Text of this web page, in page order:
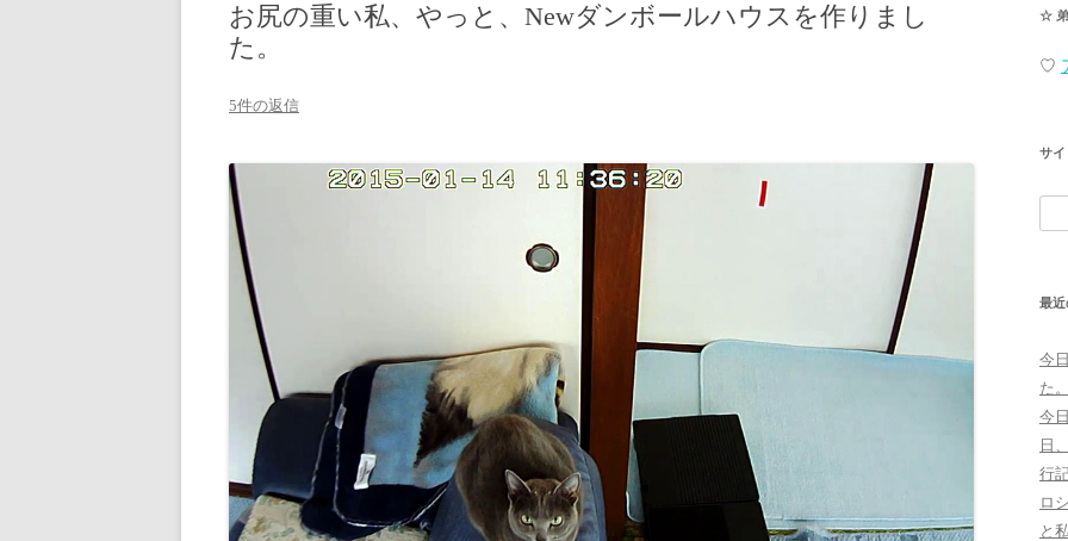
お尻の重い私、やっと、Newダンボールハウスを作りまし
た。
5件の返信
☆ 弟
♡
サイ
索:
最近
今
た
今
日
行
ロ
と